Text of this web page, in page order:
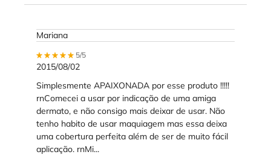
Mariana
5 out of 5 stars.
5/5
2015/08/02
Simplesmente APAIXONADA por esse produto !!!!!
rnComecei a usar por indicação de uma amiga
dermato, e não consigo mais deixar de usar. Não
tenho habito de usar maquiagem mas essa deixa
uma cobertura perfeita além de ser de muito fácil
aplicação. rnMi...